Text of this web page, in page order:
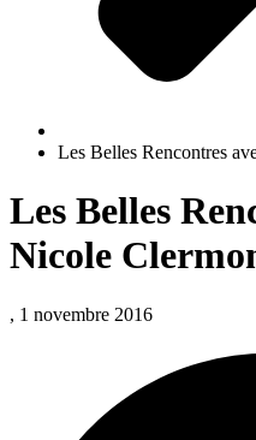
Les Belles Rencontres
Les Belles
Nicole
, 1 novembre 2016